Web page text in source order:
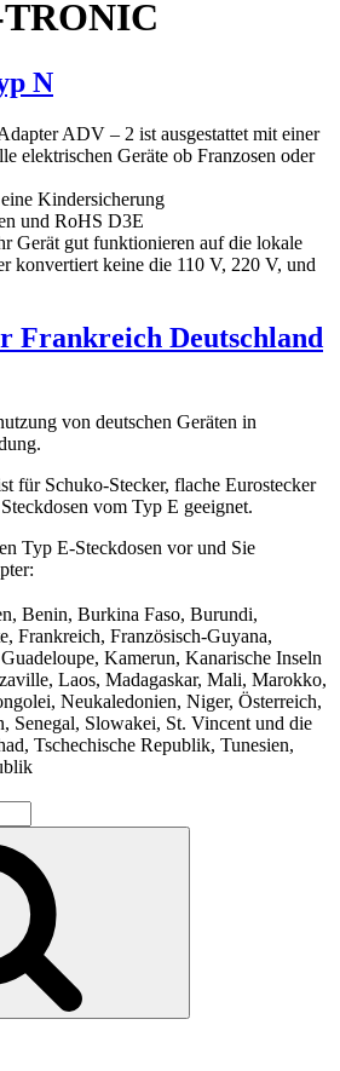
N
ADV – 2 ist ausgestattet mit einer
elektrischen Geräte ob Franzosen oder
Kindersicherung
und RoHS D3E
Gerät gut funktionieren auf die lokale
konvertiert keine die 110 V, 220 V, und
Frankreich Deutschland
von deutschen Geräten in
für Schuko-Stecker, flache Eurostecker
vom Typ E geeignet.
Typ E-Steckdosen vor und Sie
Benin, Burkina Faso, Burundi,
Frankreich, Französisch-Guyana,
Kamerun, Kanarische Inseln
Laos, Madagaskar, Mali, Marokko,
Neukaledonien, Niger, Österreich,
Senegal, Slowakei, St. Vincent und die
Tschechische Republik, Tunesien,